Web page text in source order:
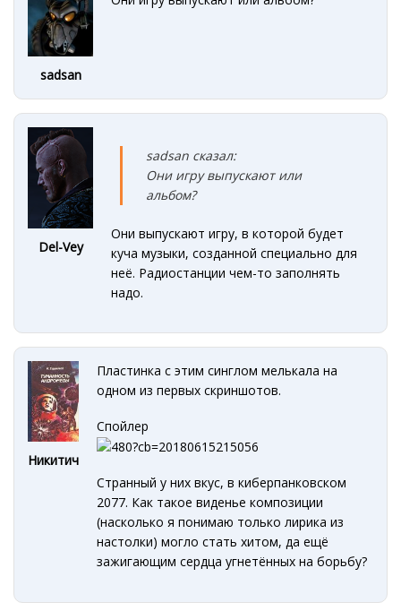
sadsan
Del-Vey
sadsan сказал:
Они игру выпускают или
альбом?
Они выпускают игру, в которой будет
куча музыки, созданной специально для
неё. Радиостанции чем-то заполнять
надо.
Никитич
Пластинка с этим синглом мелькала на
одном из первых скриншотов.
Спойлер
Странный у них вкус, в киберпанковском
2077. Как такое виденье композиции
(насколько я понимаю только лирика из
настолки) могло стать хитом, да ещё
зажигающим сердца угнетённых на борьбу?